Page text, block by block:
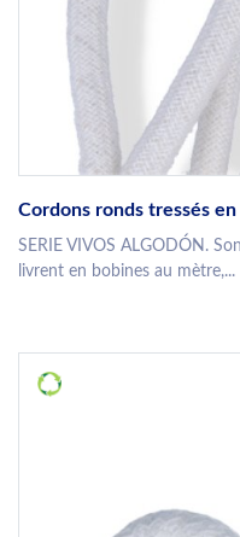
Cordons ronds tressés
SERIE VIVOS ALGODÓN.
livrent en bobines au mètre,...